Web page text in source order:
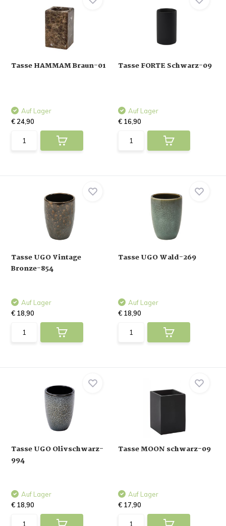
Tasse HAMMAM Braun-01
Auf Lager
€ 24,90
Tasse FORTE Schwarz-09
Auf Lager
€ 16,90
Tasse UGO Vintage
Bronze-854
Auf Lager
€ 18,90
Tasse UGO Wald-269
Auf Lager
€ 18,90
Tasse UGO Olivschwarz-
994
Auf Lager
€ 18,90
Tasse MOON schwarz-09
Auf Lager
€ 17,90